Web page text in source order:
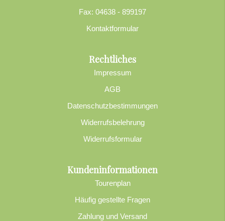
Fax: 04638 - 899197
Kontaktformular
Rechtliches
Impressum
AGB
Datenschutzbestimmungen
Widerrufsbelehrung
Widerrufsformular
Kundeninformationen
Tourenplan
Häufig gestellte Fragen
Zahlung und Versand